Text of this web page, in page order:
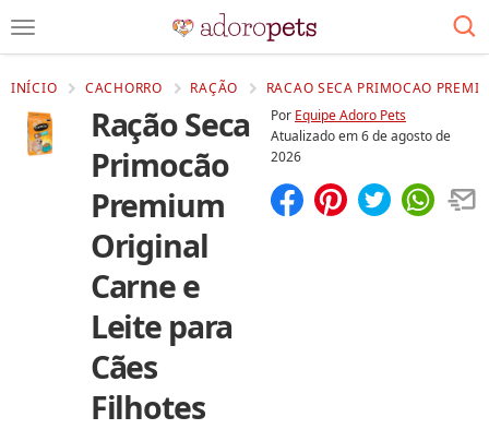
INÍCIO CACHORRO RAÇÃO RACAO SECA PRIMOCAO
Ração Seca
Primocão
Premium
Original
Carne e
Leite para
Cães
Filhotes
Por Equipe Adoro Pets
Atualizado em6 de agosto de
2026